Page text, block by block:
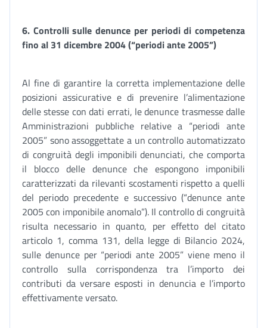
6. Controlli sulle denunce per periodi di competenza
fino al 31 dicembre 2004 (“periodi ante 2005”)
Al fine di garantire la corretta implementazione delle
posizioni assicurative e di prevenire l’alimentazione
delle stesse con dati errati, le denunce trasmesse dalle
Amministrazioni pubbliche relative a “periodi ante
2005” sono assoggettate a un controllo automatizzato
di congruità degli imponibili denunciati, che comporta
il blocco delle denunce che espongono imponibili
caratterizzati da rilevanti scostamenti rispetto a quelli
del periodo precedente e successivo (“denunce ante
2005 con imponibile anomalo”). Il controllo di congruità
risulta necessario in quanto, per effetto del citato
articolo 1, comma 131, della legge di Bilancio 2024,
sulle denunce per “periodi ante 2005” viene meno il
controllo sulla corrispondenza tra l’importo dei
contributi da versare esposti in denuncia e l’importo
effettivamente versato.